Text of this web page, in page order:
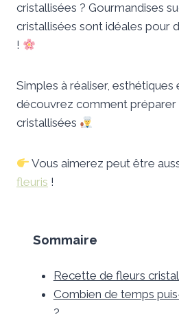
cristallisées ? Gourmandises
cristallisées sont idéales pour
!
Simples à réaliser,
découvrez comment préparer
cristallisées
Vous aimerez peut être
fleuris !
Sommaire
Recette de fleurs
Combien de temps